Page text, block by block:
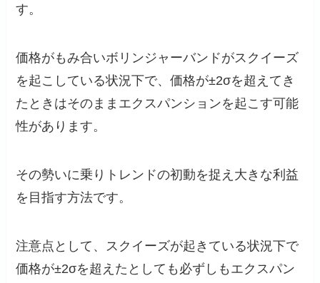
す。
価格がもみ合いボリンジャーバンドがスクイーズ
を起こしている状況下で、価格が±2σを超えてき
たときはそのままエクスパンションを起こす可能
性があります。
その勢いに乗りトレンドの初動を捉え大きな利益
を目指す方法です。
注意点として、スクイーズが起きている状況下で
価格が±2σを超えたとしても必ずしもエクスパン